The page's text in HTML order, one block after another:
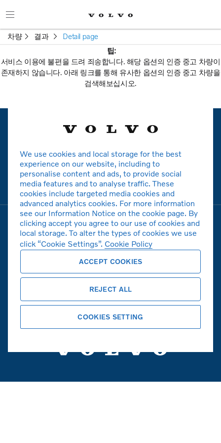
차량 결과
Detail page
팁:
서비스 이용에 불편을 드려 죄송합니다. 해당 옵션의 인증 중고 차량이
존재하지 않습니다. 아래 링크를 통해 유사한 옵션의 인증 중고 차량을
검색해보십시오.
볼보
모델
볼보자동차 공식 홈페이지
Copyright © 2026 Volvo Car Corporation
(또는 계열사 또는 라이센스 제공자).
법적고지사항 개인정보취급방침
We use cookies and local storage for the best
experience on our website, including to
personalise content and ads, to provide social
media features and to analyse traffic. These
cookies include targeted media cookies and
advanced analytics cookies. For more information
see our Information Notice on the cookie page. By
clicking accept you agree to our use of cookies and
local storage. To alter the types of cookies we use
click “Cookie Settings”. Cookie Policy
ACCEPT COOKIES
REJECT ALL
COOKIES SETTING